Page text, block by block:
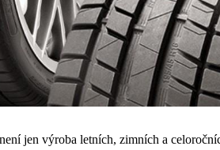
jen výroba letních, zimních a